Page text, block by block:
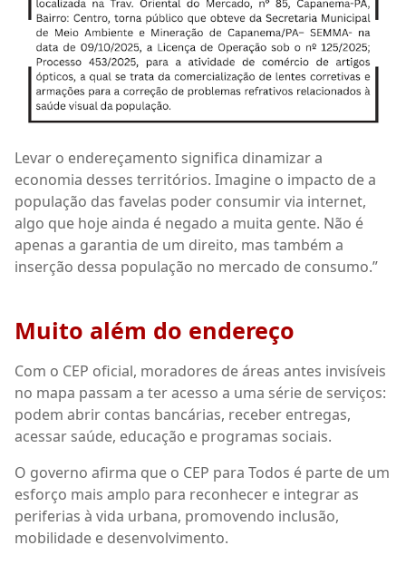
Levar o endereçamento significa dinamizar a
economia desses territórios. Imagine o impacto de a
população das favelas poder consumir via internet,
algo que hoje ainda é negado a muita gente. Não é
apenas a garantia de um direito, mas também a
inserção dessa população no mercado de consumo.”
Muito além do endereço
Com o CEP oficial, moradores de áreas antes invisíveis
no mapa passam a ter acesso a uma série de serviços:
podem abrir contas bancárias, receber entregas,
acessar saúde, educação e programas sociais.
O governo afirma que o CEP para Todos é parte de um
esforço mais amplo para reconhecer e integrar as
periferias à vida urbana, promovendo inclusão,
mobilidade e desenvolvimento.